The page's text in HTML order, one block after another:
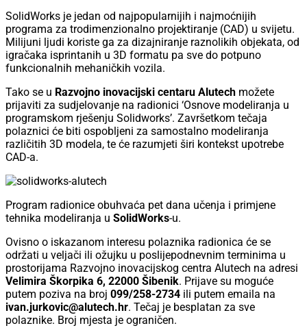
SolidWorks je jedan od najpopularnijih i najmoćnijih
programa za trodimenzionalno projektiranje (CAD) u svijetu.
Milijuni ljudi koriste ga za dizajniranje raznolikih objekata, od
igračaka isprintanih u 3D formatu pa sve do potpuno
funkcionalnih mehaničkih vozila.
Tako se u Razvojno inovacijski centaru Alutech možete
prijaviti za sudjelovanje na radionici ‘Osnove modeliranja u
programskom rješenju Solidworks’. Završetkom tečaja
polaznici će biti ospobljeni za samostalno modeliranja
različitih 3D modela, te će razumjeti širi kontekst upotrebe
CAD-a.
Program radionice obuhvaća pet dana učenja i primjene
tehnika modeliranja u SolidWorks-u.
Ovisno o iskazanom interesu polaznika radionica će se
održati u veljači ili ožujku u poslijepodnevnim terminima u
prostorijama Razvojno inovacijskog centra Alutech na adresi
Velimira Škorpika 6, 22000 Šibenik. Prijave su moguće
putem poziva na broj 099/258-2734 ili putem emaila na
ivan.jurkovic@alutech.hr. Tečaj je besplatan za sve
polaznike. Broj mjesta je ograničen.